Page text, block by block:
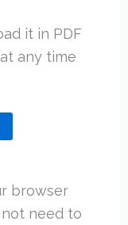
it in PDF
any time
browser
need to